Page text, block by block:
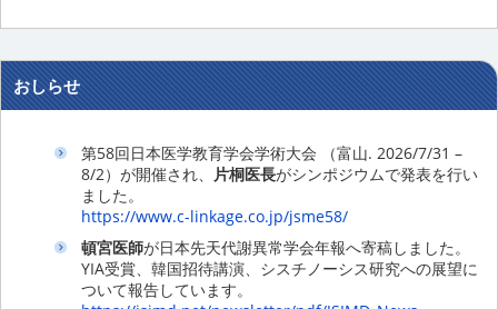
おしらせ
第58回日本医学教育学会学術大会 （富山. 2026/7/31 –
8/2）が開催され、 片桐医長がシンポジウムで発表を行い
ました。
https://www.c-linkage.co.jp/jsme58/
頓宮医師が日本先天代謝異常学会年報へ寄稿しました。
YIA受賞、韓国招待講演、シスチノーシス研究への展望に
ついて報告しています。